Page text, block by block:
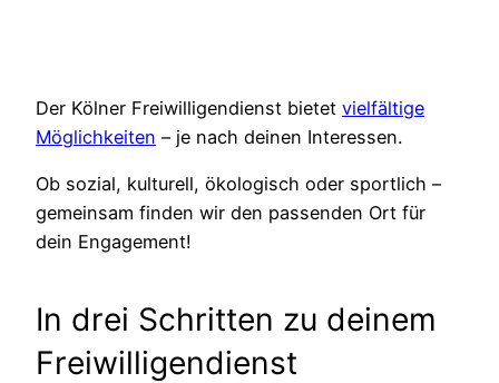
Der Kölner Freiwilligendienst bietet vielfältige
Möglichkeiten – je nach deinen Interessen.
Ob sozial, kulturell, ökologisch oder sportlich –
gemeinsam finden wir den passenden Ort für
dein Engagement!
In drei Schritten zu deinem
Freiwilligendienst